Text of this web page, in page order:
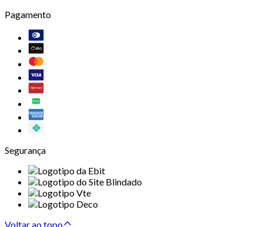
Pagamento
Segurança
Voltar ao topo